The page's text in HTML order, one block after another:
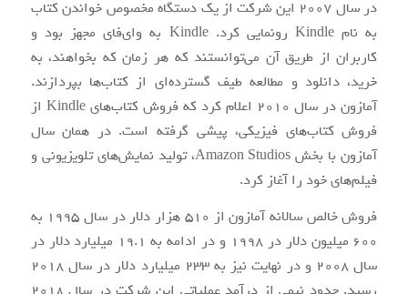
در سال 2007 این شرکت از یک دستگاه مخصوص خواندن کتاب
به نام Kindle رونمایی کرد. Kindle به وای‌فای مجهز بود و
کاربران از طریق آن می‌توانستند که هر زمان که بخواهند، به
خرید، دانلود و مطالعه طیف گسترده‌ای از کتاب‌ها بپردازند.
آمازون در سال 2010 اعلام کرد که فروش کتاب‌های Kindle از
فروش کتاب‌های فیزیکی، پیشی گرفته است. در همان سال
آمازون با بخش Amazon Studios، تولید نمایش‌های تلویزیونی و
فیلم‌های خود را آغاز کرد.
فروش خالص سالانه آمازون از 510 هزار دلار در سال 1995 به
600 میلیون دلار در 1998 و در ادامه به 19.1 میلیارد دلار در
سال 2008 و در نهایت نیز به 233 میلیارد دلار در سال 2018